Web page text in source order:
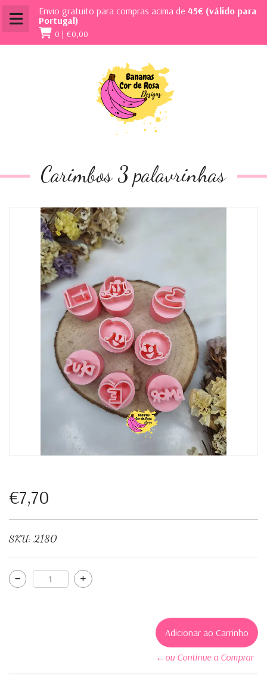
Envio gratuito para compras acima de 45€ (válido para
Portugal)
0 | €0,00
Carimbos 3 palavrinhas
€7,70
SKU:2180
←ou Continue a Comprar